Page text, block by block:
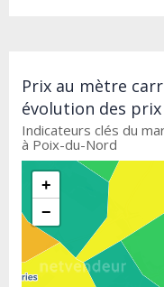
Prix au mètre
évolution des
Indicateurs clés du
à Poix-du-Nord
+
−